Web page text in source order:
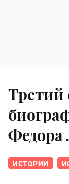
Третий
Федора
ИСТОРИИ